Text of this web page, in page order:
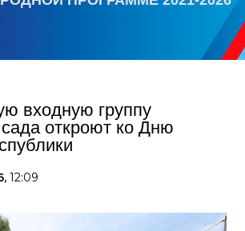
входную группу
откроют ко Дню
12:09